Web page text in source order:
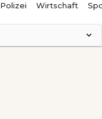
Polizei Wirtschaft